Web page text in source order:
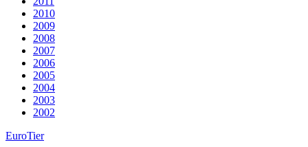
2010
2009
2008
2007
2006
2005
2004
2003
2002
EuroTier